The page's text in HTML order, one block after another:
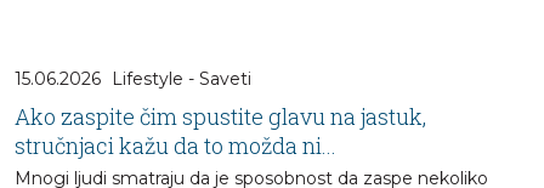
15.06.2026 Lifestyle - Saveti
Ako zaspite čim spustite glavu na jastuk,
stručnjaci kažu da to možda ni...
Mnogi ljudi smatraju da je sposobnost da zaspe nekoliko